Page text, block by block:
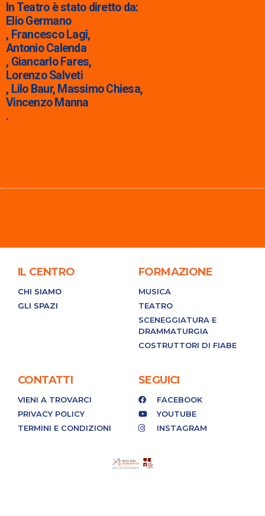
In Teatro è stato diretto da:
Elio Germano
, Francesco Lagi,
Antonio Calenda
, Giancarlo Fares,
Lorenzo Salveti
, Lilo Baur, Massimo Chiesa,
Vincenzo Manna
.
IL CENTRO
CHI SIAMO
GLI SPAZI
FORMAZIONE
MUSICA
TEATRO
SCENEGGIATURA E
DRAMMATURGIA
COSTRUTTORI DI FIABE
CONTATTI
VIENI A TROVARCI
PRIVACY POLICY
TERMINI E CONDIZIONI
SEGUICI
FACEBOOK
YOUTUBE
INSTAGRAM